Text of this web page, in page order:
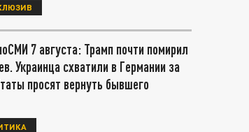
7 августа: Трамп почти помирил
Украинца схватили в Германии за
просят вернуть бывшего